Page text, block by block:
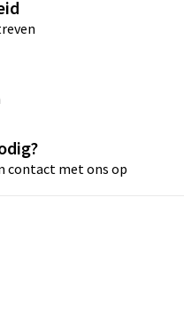
contact met ons op